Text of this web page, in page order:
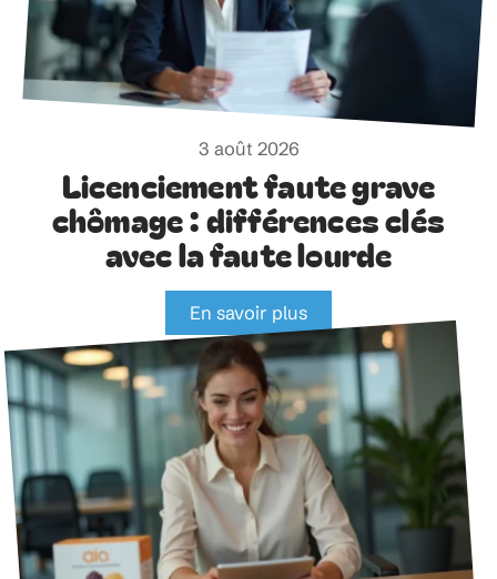
3 août 2026
Licenciement faute grave
chômage : différences clés
avec la faute lourde
En savoir plus